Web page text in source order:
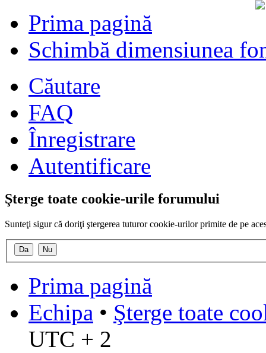
Prima pagină
Schimbă dimensiunea
Căutare
FAQ
Înregistrare
Autentificare
Şterge toate cookie-urile forumului
Sunteţi sigur că doriţi ştergerea tuturor cookie-urilor primite de pe
Prima pagină
Echipa • Şterge toate
UTC + 2